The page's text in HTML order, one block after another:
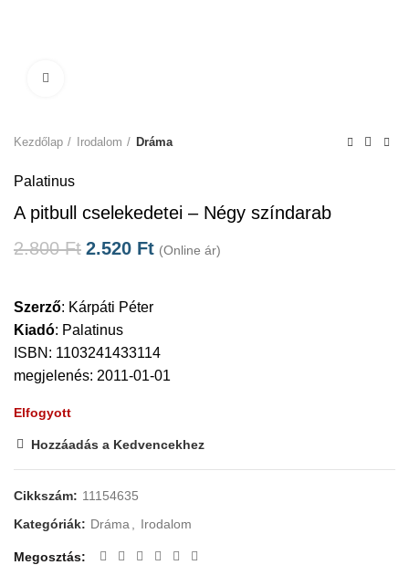
Kezdőlap Irodalom Dráma
Palatinus
A pitbull cselekedetei – Négy színdarab
2.800Ft 2.520 Ft (Online ár)
Szerző: Kárpáti Péter
Kiadó: Palatinus
ISBN: 1103241433114
megjelenés: 2011-01-01
Elfogyott
Hozzáadás a Kedvencekhez
Cikkszám: 11154635
Kategóriák: Dráma Irodalom
Megosztás